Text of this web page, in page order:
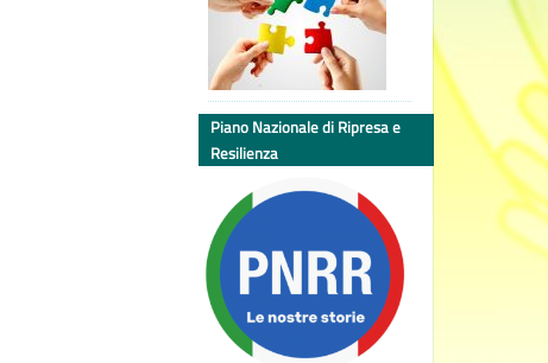
Piano Nazionale di Ripresa e
Resilienza